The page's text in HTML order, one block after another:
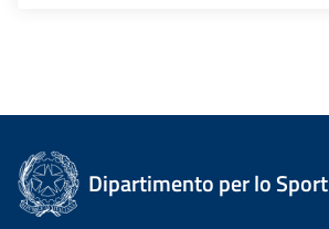
Dipartimento per lo Sport